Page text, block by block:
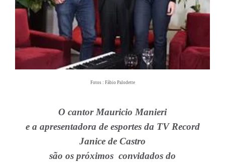
Fotos : Fábio Palodette
O cantor Mauricio Manieri
e a apresentadora de esportes da TV Record
Janice de Castro
são os próximos convidados do